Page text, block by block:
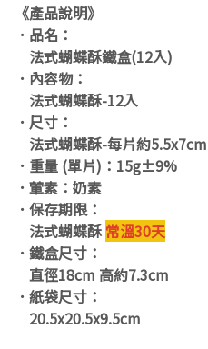
《產品說明》
．品名：
法式蝴蝶酥鐵盒(12入)
．內容物：
法式蝴蝶酥-12入
．尺寸：
法式蝴蝶酥-每片約5.5x7cm
．重量 (單片)：15g±9%
．葷素：奶素
．保存期限：
法式蝴蝶酥 常溫30天
．鐵盒尺寸：
直徑18cm 高約7.3cm
．紙袋尺寸：
20.5x20.5x9.5cm